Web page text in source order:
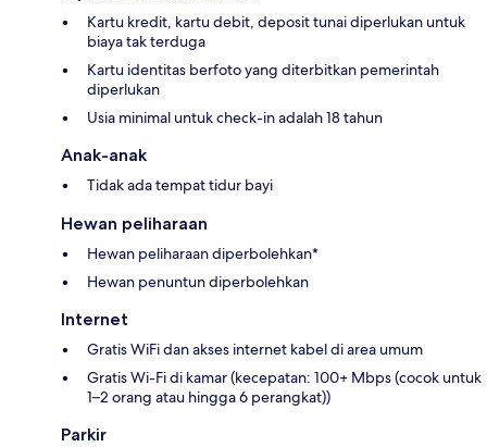
Kartu kredit, kartu debit, deposit tunai diperlukan untuk
biaya tak terduga
Kartu identitas berfoto yang diterbitkan pemerintah
diperlukan
Usia minimal untuk check-in adalah 18 tahun
Anak-anak
Tidak ada tempat tidur bayi
Hewan peliharaan
Hewan peliharaan diperbolehkan*
Hewan penuntun diperbolehkan
Internet
Gratis WiFi dan akses internet kabel di area umum
Gratis Wi-Fi di kamar (kecepatan: 100+ Mbps (cocok untuk
1–2 orang atau hingga 6 perangkat))
Parkir